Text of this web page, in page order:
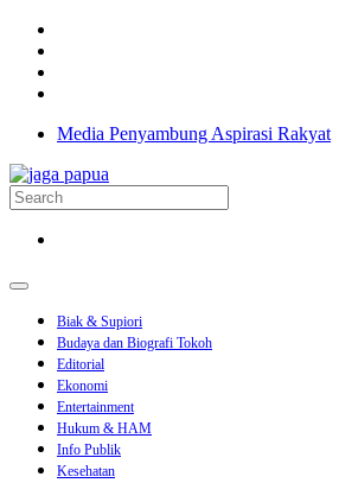
Media Penyambung Aspirasi Rakyat
Biak & Supiori
Budaya dan Biografi Tokoh
Editorial
Ekonomi
Entertainment
Hukum & HAM
Info Publik
Kesehatan